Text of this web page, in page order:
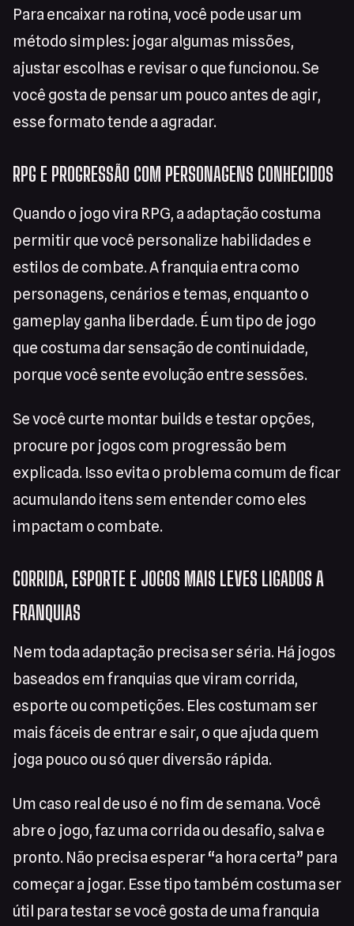
Para encaixar na rotina, você pode usar um
método simples: jogar algumas missões,
ajustar escolhas e revisar o que funcionou. Se
você gosta de pensar um pouco antes de agir,
esse formato tende a agradar.
RPG E PROGRESSÃO COM PERSONAGENS CONHECIDOS
Quando o jogo vira RPG, a adaptação costuma
permitir que você personalize habilidades e
estilos de combate. A franquia entra como
personagens, cenários e temas, enquanto o
gameplay ganha liberdade. É um tipo de jogo
que costuma dar sensação de continuidade,
porque você sente evolução entre sessões.
Se você curte montar builds e testar opções,
procure por jogos com progressão bem
explicada. Isso evita o problema comum de ficar
acumulando itens sem entender como eles
impactam o combate.
CORRIDA, ESPORTE E JOGOS MAIS LEVES LIGADOS A
FRANQUIAS
Nem toda adaptação precisa ser séria. Há jogos
baseados em franquias que viram corrida,
esporte ou competições. Eles costumam ser
mais fáceis de entrar e sair, o que ajuda quem
joga pouco ou só quer diversão rápida.
Um caso real de uso é no fim de semana. Você
abre o jogo, faz uma corrida ou desafio, salva e
pronto. Não precisa esperar “a hora certa” para
começar a jogar. Esse tipo também costuma ser
útil para testar se você gosta de uma franquia